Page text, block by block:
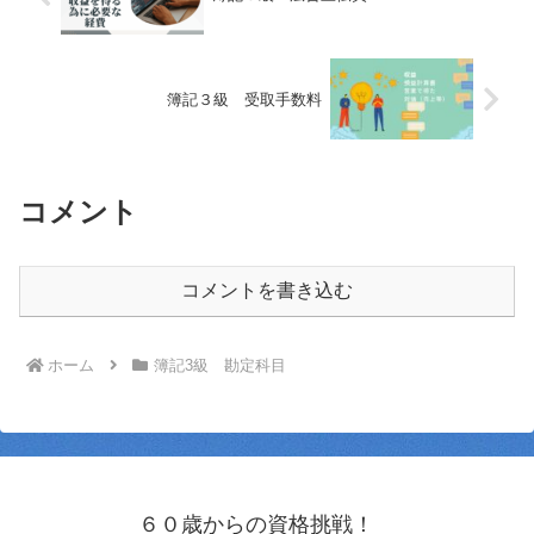
簿記３級 受取手数料
コメント
コメントを書き込む
ホーム 簿記3級 勘定科目
６０歳からの資格挑戦！